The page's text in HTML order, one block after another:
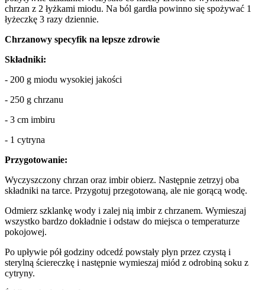
chrzan z 2 łyżkami miodu. Na ból gardła powinno się spożywać 1
łyżeczkę 3 razy dziennie.
Chrzanowy specyfik na lepsze zdrowie
Składniki:
- 200 g miodu wysokiej jakości
- 250 g chrzanu
- 3 cm imbiru
- 1 cytryna
Przygotowanie:
Wyczyszczony chrzan oraz imbir obierz. Następnie zetrzyj oba
składniki na tarce. Przygotuj przegotowaną, ale nie gorącą wodę.
Odmierz szklankę wody i zalej nią imbir z chrzanem. Wymieszaj
wszystko bardzo dokładnie i odstaw do miejsca o temperaturze
pokojowej.
Po upływie pół godziny odcedź powstały płyn przez czystą i
sterylną ściereczkę i następnie wymieszaj miód z odrobiną soku z
cytryny.